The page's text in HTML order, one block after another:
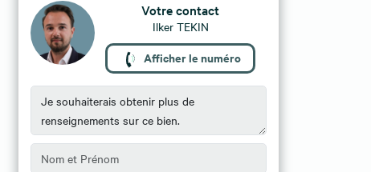
Votre contact
Ilker TEKIN
Afficher le numéro